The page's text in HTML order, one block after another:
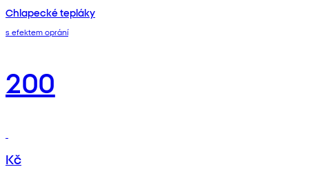
Chlapecké tepláky
s efektem oprání
200
Kč